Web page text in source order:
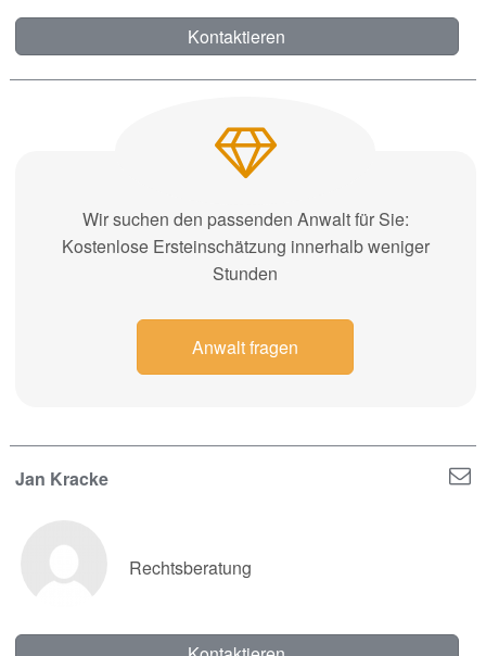
Kontaktieren
Wir suchen den passenden Anwalt für Sie:
Kostenlose Ersteinschätzung innerhalb weniger
Stunden
Anwalt fragen
Jan Kracke
Rechtsberatung